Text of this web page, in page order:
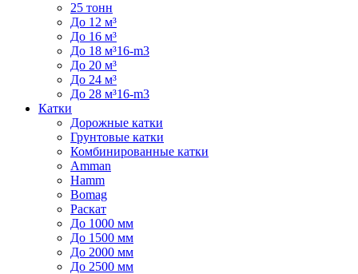
25 тонн
До 12 м³
До 16 м³
До 18 м³16-m3
До 20 м³
До 24 м³
До 28 м³16-m3
Катки
Дорожные катки
Грунтовые катки
Комбинированные катки
Amman
Hamm
Bomag
Раскат
До 1000 мм
До 1500 мм
До 2000 мм
До 2500 мм